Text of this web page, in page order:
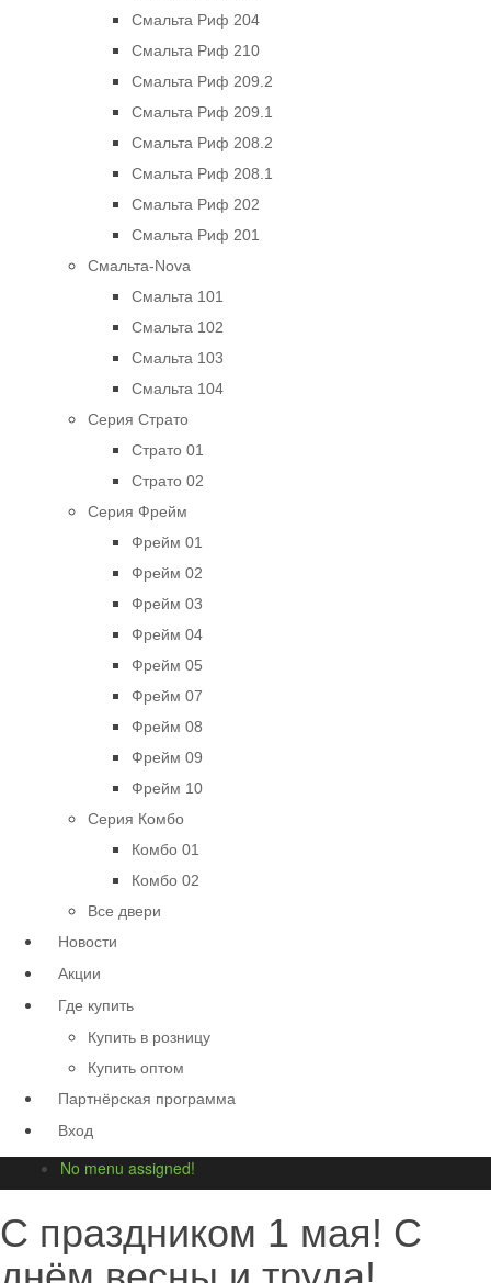
Смальта Риф 204
Смальта Риф 210
Смальта Риф 209.2
Смальта Риф 209.1
Смальта Риф 208.2
Смальта Риф 208.1
Смальта Риф 202
Смальта Риф 201
Смальта-Nova
Смальта 101
Смальта 102
Смальта 103
Смальта 104
Серия Страто
Страто 01
Страто 02
Серия Фрейм
Фрейм 01
Фрейм 02
Фрейм 03
Фрейм 04
Фрейм 05
Фрейм 07
Фрейм 08
Фрейм 09
Фрейм 10
Серия Комбо
Комбо 01
Комбо 02
Все двери
Новости
Акции
Где купить
Купить в розницу
Купить оптом
Партнёрская программа
Вход
No menu assigned!
С праздником 1 мая! С